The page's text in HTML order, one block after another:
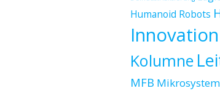
Humanoid Robots
Innovation
Kolumne
MFB